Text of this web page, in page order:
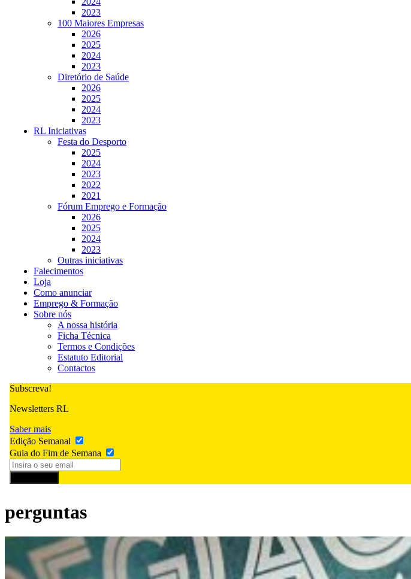
2023
100 Maiores Empresas
2026
2025
2024
2023
Diretório de Saúde
2026
2025
2024
2023
RL Iniciativas
Festa do Desporto
2025
2024
2023
2022
2021
Fórum Emprego e Formação
2026
2025
2024
2023
Outras iniciativas
Falecimentos
Loja
Como anunciar
Emprego & Formação
Sobre nós
A nossa história
Ficha Técnica
Termos e Condições
Estatuto Editorial
Contactos
Subscreva!
Newsletters RL
Saber mais
Edição Semanal
Guia do Fim de Semana
perguntas